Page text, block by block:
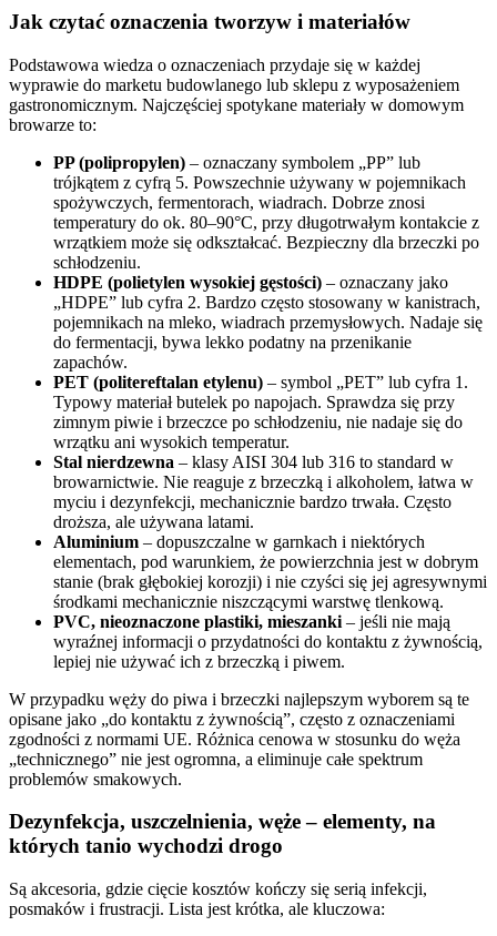
Jak czytać oznaczenia tworzyw i materiałów
Podstawowa wiedza o oznaczeniach przydaje się w każdej
wyprawie do marketu budowlanego lub sklepu z wyposażeniem
gastronomicznym. Najczęściej spotykane materiały w domowym
browarze to:
PP (polipropylen) – oznaczany symbolem „PP” lub
trójkątem z cyfrą 5. Powszechnie używany w pojemnikach
spożywczych, fermentorach, wiadrach. Dobrze znosi
temperatury do ok. 80–90°C, przy długotrwałym kontakcie z
wrzątkiem może się odkształcać. Bezpieczny dla brzeczki po
schłodzeniu.
HDPE (polietylen wysokiej gęstości) – oznaczany jako
„HDPE” lub cyfra 2. Bardzo często stosowany w kanistrach,
pojemnikach na mleko, wiadrach przemysłowych. Nadaje się
do fermentacji, bywa lekko podatny na przenikanie
zapachów.
PET (politereftalan etylenu) – symbol „PET” lub cyfra 1.
Typowy materiał butelek po napojach. Sprawdza się przy
zimnym piwie i brzeczce po schłodzeniu, nie nadaje się do
wrzątku ani wysokich temperatur.
Stal nierdzewna – klasy AISI 304 lub 316 to standard w
browarnictwie. Nie reaguje z brzeczką i alkoholem, łatwa w
myciu i dezynfekcji, mechanicznie bardzo trwała. Często
droższa, ale używana latami.
Aluminium – dopuszczalne w garnkach i niektórych
elementach, pod warunkiem, że powierzchnia jest w dobrym
stanie (brak głębokiej korozji) i nie czyści się jej agresywnymi
środkami mechanicznie niszczącymi warstwę tlenkową.
PVC, nieoznaczone plastiki, mieszanki – jeśli nie mają
wyraźnej informacji o przydatności do kontaktu z żywnością,
lepiej nie używać ich z brzeczką i piwem.
W przypadku węży do piwa i brzeczki najlepszym wyborem są te
opisane jako „do kontaktu z żywnością”, często z oznaczeniami
zgodności z normami UE. Różnica cenowa w stosunku do węża
„technicznego” nie jest ogromna, a eliminuje całe spektrum
problemów smakowych.
Dezynfekcja, uszczelnienia, węże – elementy, na
których tanio wychodzi drogo
Są akcesoria, gdzie cięcie kosztów kończy się serią infekcji,
posmaków i frustracji. Lista jest krótka, ale kluczowa: